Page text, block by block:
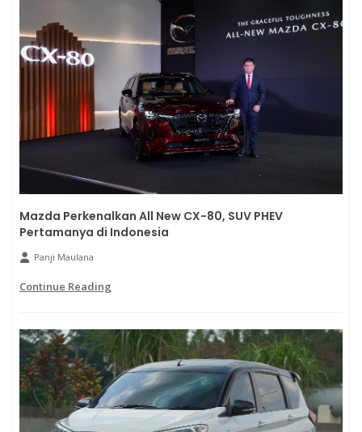
Mazda Perkenalkan All New CX-80, SUV PHEV
Pertamanya di Indonesia
Panji Maulana
Continue Reading